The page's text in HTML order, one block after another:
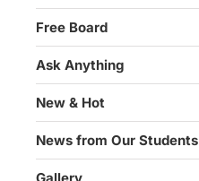
Free Board
Ask Anything
New & Hot
News from Our Students